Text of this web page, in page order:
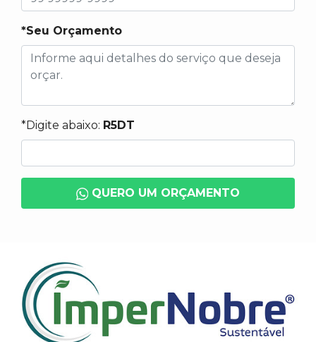
*Seu Orçamento
*Digite abaixo: R5DT
QUERO UM ORÇAMENTO